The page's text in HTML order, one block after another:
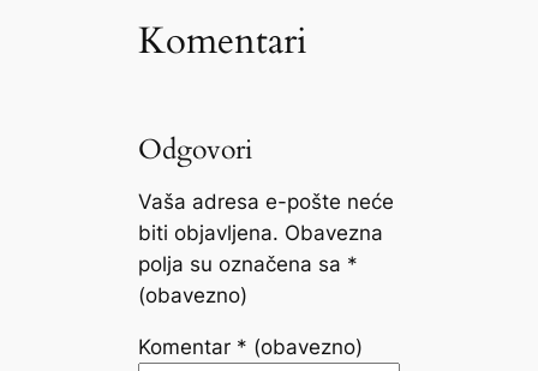
Komentari
Odgovori
Vaša adresa e-pošte neće
biti objavljena. Obavezna
polja su označena sa *
(obavezno)
Komentar * (obavezno)